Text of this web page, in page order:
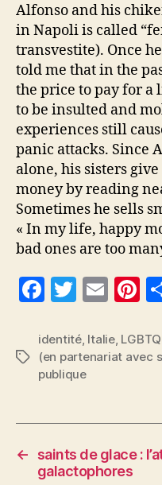
Alfonso and his
in Napoli is called
transvestite). Once
told me that in the
the price to pay for a
to be insulted and
experiences still
panic attacks. Since
alone, his sisters
money by reading
Sometimes he sells
« In my life, happy
bad ones are too
F
c
e
o
o
k
T
itt
er
E
ai
l
Pi
Étiquettes
identité, Italie,
(en partenariat avec
publique
←
saints de glace :
galactophores